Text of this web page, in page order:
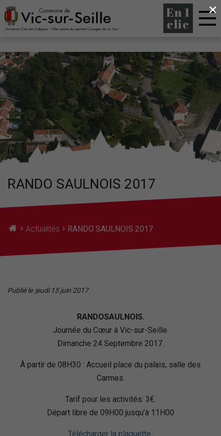
En 1
clic
RANDO SAULNOIS 2017
› Actualités › RANDO SAULNOIS 2017
Publié le jeudi 15 juin 2017
RANDOSAULNOIS.
Journée du Cœur à Vic-sur-Seille.
Dimanche 24 Septembre 2017.
À partir de 08H30 : Accueil place du palais, salle des
Carmes.
Tarif pour les activités: 3€.
Départ libre de 09H00 jusqu’à 11H00
Télécharger la plaquette
×